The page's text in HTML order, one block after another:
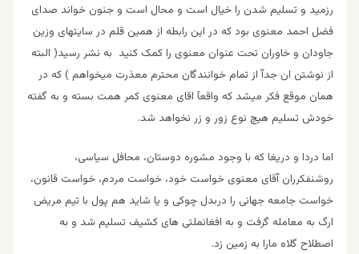
رزمید و تسلیم شدن راخیال است و محال است و جنون خواند صدای
فضل احمد معنوی بود که در این رابطه از همین قلم در سایتهای وزین
جاودان و خاوران تحت عنوان معنوی را کمک کنید به نشر رسید( البته
از نوشتن ان جدآ از تمام خوانندگان محترم معذرت میخواهم ) که در
همان موقع فکر میشد که واقعآ اقای معنوی کمر همت بسته و به گفته
خودش تسلیم هیچ نوع زور و زر نخواهد شد.
اما دردا و دریغا که با وجود مشوره دوستان، محافل سیاسی،
روشنفکرران آقای معنوی خواست خود، خواست مردم، خواست قانون،
خواست جامعه جهانی را دربدل چوکی و یا شاید هم پول با تیم مریض
ارگ به معامله گرفت و به افغانملتی های کشیف تسلیم شد و به
اصطلاح گلاه مارا به زمین زد.